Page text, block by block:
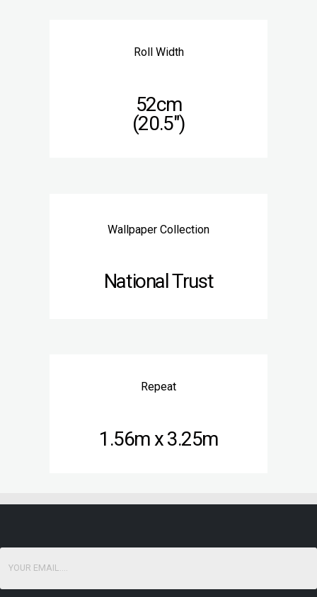
Roll Width
52cm
(20.5″)
Wallpaper Collection
National Trust
Repeat
1.56m x 3.25m